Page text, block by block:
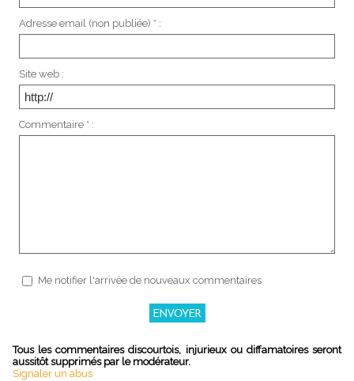
Adresse email (non publiée) * :
Site web :
Commentaire * :
Me notifier l'arrivée de nouveaux commentaires
Tous les commentaires discourtois, injurieux ou diffamatoires seront
aussitôt supprimés par le modérateur.
Signaler un abus